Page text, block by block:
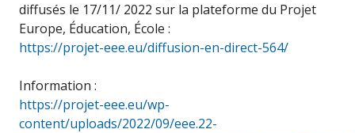
diffusés le 17/11/ 2022 sur la plateforme du Projet
Europe, Éducation, École :
https://projet-eee.eu/diffusion-en-direct-564/
Information :
https://projet-eee.eu/wp-
content/uploads/2022/09/eee.22-